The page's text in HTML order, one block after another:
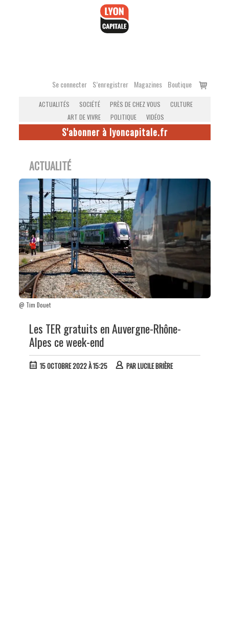
Se connecter S’enregistrer Magazines Boutique
Voir
ACTUALITÉS SOCIÉTÉ PRÈS DE CHEZ VOUS
CULTURE
ART DE VIVRE
POLITIQUE VIDÉOS
S'abonner à lyoncapitale.fr
ACTUALITÉ
@ Tim Douet
Les TER gratuits en Auvergne-Rhône-
Alpes ce week-end
15 OCTOBRE 2022 À 15:25 PARLUCILE BRIÈRE